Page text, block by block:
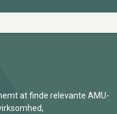
at finde relevante AMU-